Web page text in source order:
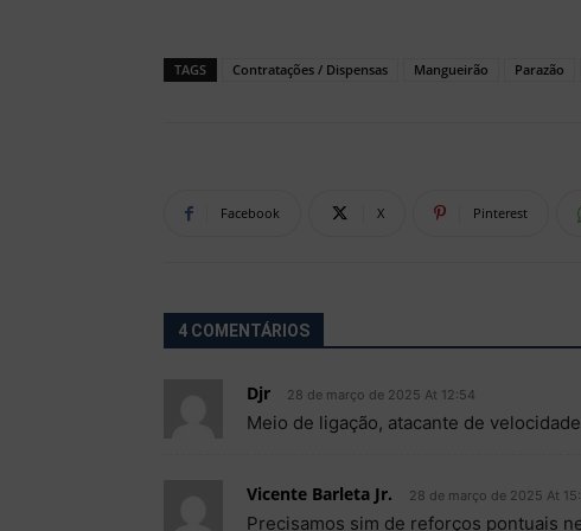
TAGS Contratações / Dispensas Mangueirão Parazão
Facebook X Pinterest
4 COMENTÁRIOS
Djr 28 de março de 2025 At 12:54
Meio de ligação, atacante de
Vicente Barleta Jr. 28 de março de 2025 At
Precisamos sim de reforços pontuais